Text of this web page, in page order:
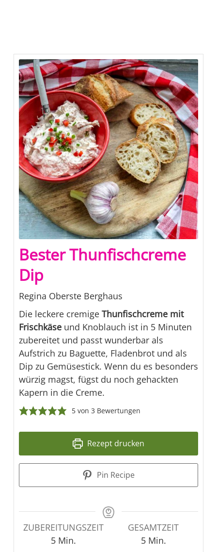
Bester Thunfischcreme
Dip
Regina Oberste Berghaus
Die leckere cremige Thunfischcreme mit
Frischkäseund Knoblauch ist in 5 Minuten
zubereitet und passt wunderbar als
Aufstrich zu Baguette, Fladenbrot und als
Dip zu Gemüsestick. Wenn du es besonders
würzig magst, fügst du noch gehackten
Kapern in die Creme.
5von 3 Bewertungen
Rezept drucken
Pin Recipe
ZUBEREITUNGSZEIT
5Minuten
Min.
GESAMTZEIT
5Minuten
Min.